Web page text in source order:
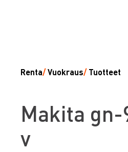
Renta/Vuokraus/ Tuotteet
Makita gn-
v